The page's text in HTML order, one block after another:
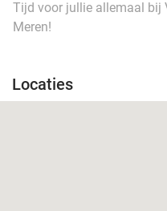
Tijd voor jullie allemaal bij
Meren!
Locaties